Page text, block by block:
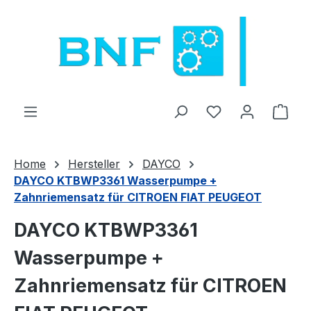
Máte 0 položky
Home Hersteller
DAYCO
DAYCO KTBWP3361 Wasserpumpe +
Zahnriemensatz für CITROEN FIAT PEUGEOT
DAYCO KTBWP3361
Wasserpumpe +
Zahnriemensatz für CITROEN